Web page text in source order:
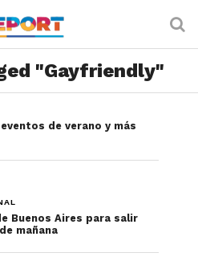
"Gayfriendly"
eventos de verano y más
Buenos Aires para salir
mañana